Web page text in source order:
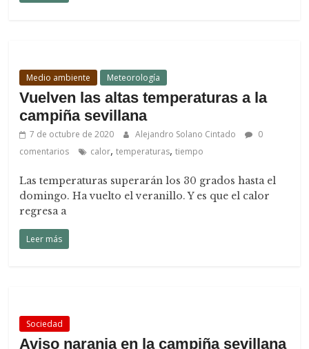
Medio ambiente Meteorología
Vuelven las altas temperaturas a la
campiña sevillana
7 de octubre de 2020 Alejandro Solano Cintado
0
comentarios
calor,temperaturas,tiempo
Las temperaturas superarán los 30 grados hasta el
domingo. Ha vuelto el veranillo. Y es que el calor
regresa a
Leer más
Sociedad
Aviso naranja en la campiña sevillana